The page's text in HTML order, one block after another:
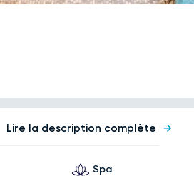
Lire la description complète
Spa